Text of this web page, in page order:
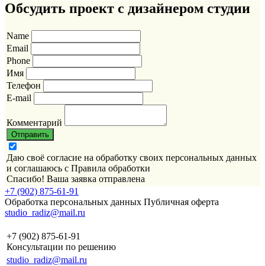
Обсудить проект с дизайнером студии
Name
Email
Phone
Имя
Телефон
E-mail
Комментарий
Отправить
Даю своё согласие на обработку своих персональных данных
и соглашаюсь с Правила обработки
Спасибо! Ваша заявка отправлена
+7 (902) 875-61-91
Обработка персональных данных Публичная оферта
studio_radiz@mail.ru
+7 (902) 875-61-91
Консультации по решению
studio_radiz@mail.ru